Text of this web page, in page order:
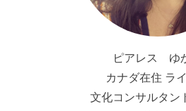
ピアレス ゆ
カナダ在住 ラ
文化コンサルタン